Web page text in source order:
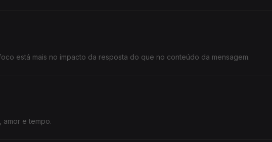
está mais no impacto da resposta do que no conteúdo da mensagem.
amor e tempo.